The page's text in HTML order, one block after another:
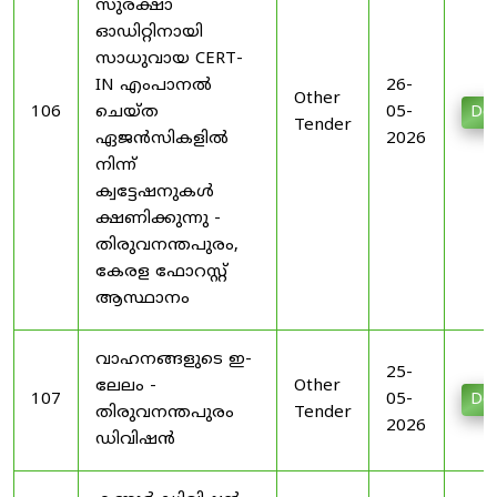
106
സുരക്ഷാ
ഓഡിറ്റിനായി
സാധുവായ CERT-
IN എംപാനൽ
ചെയ്ത
ഏജൻസികളിൽ
നിന്ന്
ക്വട്ടേഷനുകൾ
ക്ഷണിക്കുന്നു -
തിരുവനന്തപുരം,
കേരള ഫോറസ്റ്റ്
ആസ്ഥാനം
Other
Tender
26-
05-
2026
107
വാഹനങ്ങളുടെ ഇ-
ലേലം -
തിരുവനന്തപുരം
ഡിവിഷൻ
Other
Tender
25-
05-
2026